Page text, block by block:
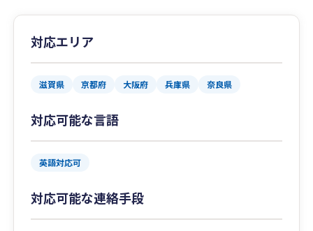
対応エリア
滋賀県 京都府 大阪府 兵庫県 奈良県
対応可能な言語
英語対応可
対応可能な連絡手段